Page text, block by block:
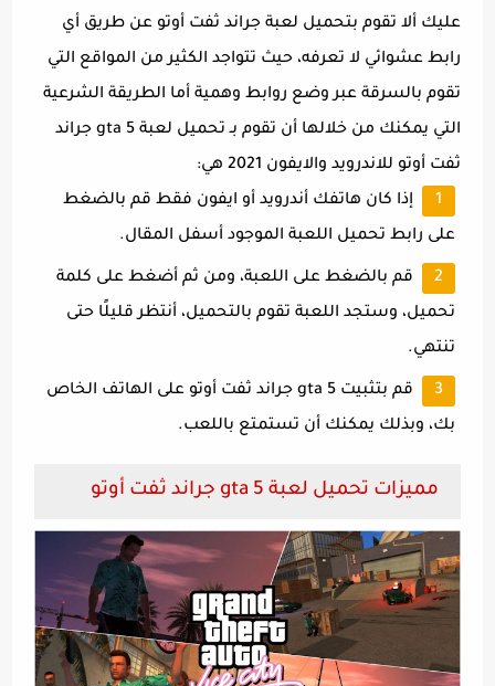
عليك ألا تقوم بتحميل لعبة جراند ثفت أوتو عن طريق أي
رابط عشوائي لا تعرفه، حيث تتواجد الكثير من المواقع التي
تقوم بالسرقة عبر وضع روابط وهمية أما الطريقة الشرعية
التي يمكنك من خلالها أن تقوم بـ تحميل لعبة gta 5 جراند
ثفت أوتو للاندرويد والايفون 2021 هي:
إذا كان هاتفك أندرويد أو ايفون فقط قم بالضغط
على رابط تحميل اللعبة الموجود أسفل المقال.
قم بالضغط على اللعبة، ومن ثم أضغط على كلمة
تحميل، وستجد اللعبة تقوم بالتحميل، أنتظر قليلًا حتى
تنتهي.
قم بتثبيت gta 5 جراند ثفت أوتو على الهاتف الخاص
بك، وبذلك يمكنك أن تستمتع باللعب.
مميزات تحميل لعبة gta 5 جراند ثفت أوتو